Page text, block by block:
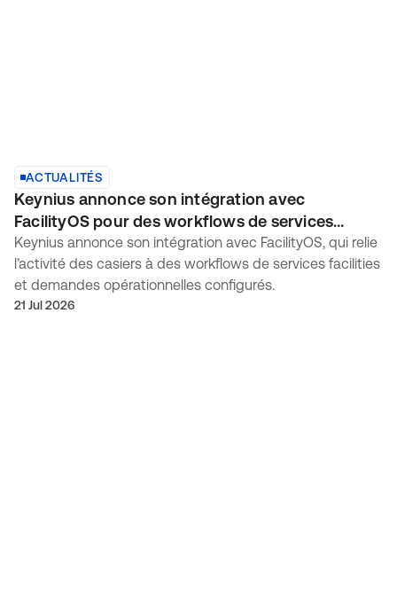
ACTUALITÉS
Keynius annonce son intégration avec
FacilityOS pour des workflows de services
facilities connectés
Keynius annonce son intégration avec FacilityOS, qui relie
l’activité des casiers à des workflows de services facilities
et demandes opérationnelles configurés.
21 Jul 2026